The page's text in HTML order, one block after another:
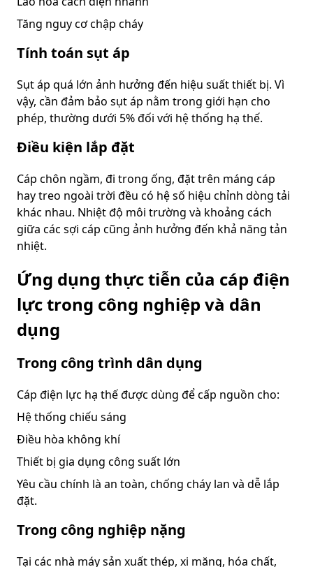
Tăng nguy cơ chập cháy
Tính toán sụt áp
Sụt áp quá lớn ảnh hưởng đến hiệu suất thiết bị. Vì
vậy, cần đảm bảo sụt áp nằm trong giới hạn cho
phép, thường dưới 5% đối với hệ thống hạ thế.
Điều kiện lắp đặt
Cáp chôn ngầm, đi trong ống, đặt trên máng cáp
hay treo ngoài trời đều có hệ số hiệu chỉnh dòng tải
khác nhau. Nhiệt độ môi trường và khoảng cách
giữa các sợi cáp cũng ảnh hưởng đến khả năng tản
nhiệt.
Ứng dụng thực tiễn của cáp điện
lực trong công nghiệp và dân
dụng
Trong công trình dân dụng
Cáp điện lực hạ thế được dùng để cấp nguồn cho:
Hệ thống chiếu sáng
Điều hòa không khí
Thiết bị gia dụng công suất lớn
Yêu cầu chính là an toàn, chống cháy lan và dễ lắp
đặt.
Trong công nghiệp nặng
Tại các nhà máy sản xuất thép, xi măng, hóa chất,